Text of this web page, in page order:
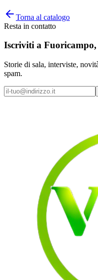
Torna al catalogo
Resta in contatto
Iscriviti a Fuoricampo
Storie di sala, interviste,
spam.